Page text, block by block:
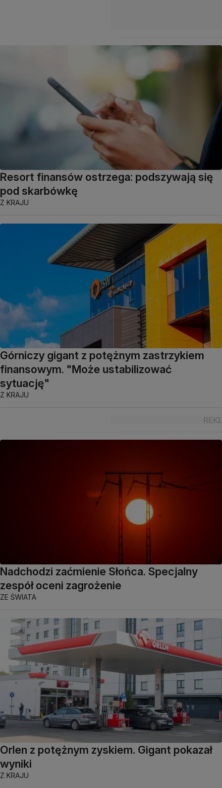
Resort finansów ostrzega: podszywają się
pod skarbówkę
Z KRAJU
Górniczy gigant z potężnym zastrzykiem
finansowym. "Może ustabilizować
sytuację"
Z KRAJU
Nadchodzi zaćmienie Słońca. Specjalny
zespół oceni zagrożenie
ZE ŚWIATA
Orlen z potężnym zyskiem. Gigant pokazał
wyniki
Z KRAJU